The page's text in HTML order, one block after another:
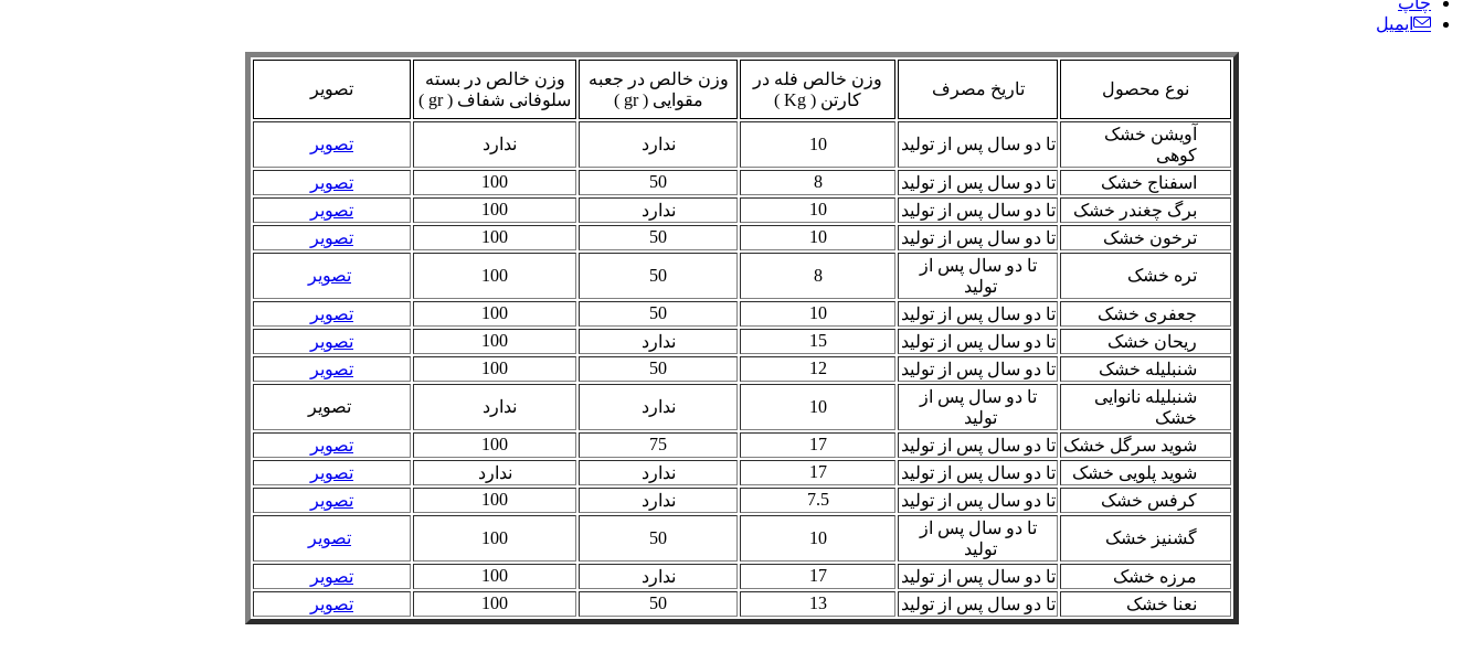
ایمیل
نوع محصول تاریخ مصرف
وزن خالص فله در
کارتن ( Kg )
وزن خالص در جعبه
مقوایی ( gr )
وزن خالص در بسته
سلوفانی شفاف ( gr )
تصویر
آویشن خشک
کوهی
تا دو سال پس از تولید 10 ندارد ندارد تصویر
اسفناج خشک تا دو سال پس از تولید 8
50
100
تصویر
برگ چغندر خشک
تا دو سال پس از تولید 10 ندارد 100
تصویر
ترخون خشک
تا دو سال پس از تولید 10
50
100
تصویر
تره خشک
تا دو سال پس از
تولید
8
50
100 تصویر
جعفری خشک تا دو سال پس از تولید 10
50
100
تصویر
ریحان خشک
تا دو سال پس از تولید 15 ندارد 100
تصویر
شنبلیله خشک
تا دو سال پس از تولید 12
50
100
تصویر
شنبلیله نانوایی
خشک
تا دو سال پس از
تولید
10 ندارد ندارد تصویر
شوید سرگل خشک تا دو سال پس از تولید 17
75
100
تصویر
شوید پلویی خشک
تا دو سال پس از تولید 17 ندارد ندارد
تصویر
کرفس خشک
تا دو سال پس از تولید 7.5 ندارد 100
تصویر
گشنیز خشک
تا دو سال پس از
تولید
10
50
100 تصویر
مرزه خشک تا دو سال پس از تولید 17 ندارد 100
تصویر
نعنا خشک
تا دو سال پس از تولید 13
50
100 تصویر